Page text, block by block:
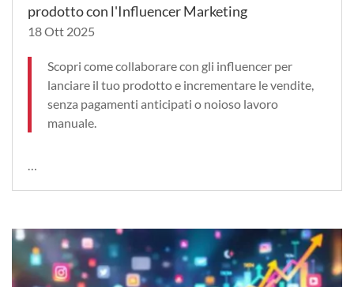
prodotto con l'Influencer Marketing
18 Ott 2025
Scopri come collaborare con gli influencer per
lanciare il tuo prodotto e incrementare le vendite,
senza pagamenti anticipati o noioso lavoro
manuale.
…